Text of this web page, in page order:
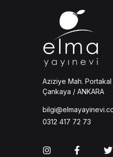
Aziziye Mah.
Çankaya / ANKARA
0312 417 72 73